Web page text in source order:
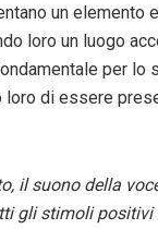
un
loro un luogo
per
loro di essere
il suono della
gli stimoli